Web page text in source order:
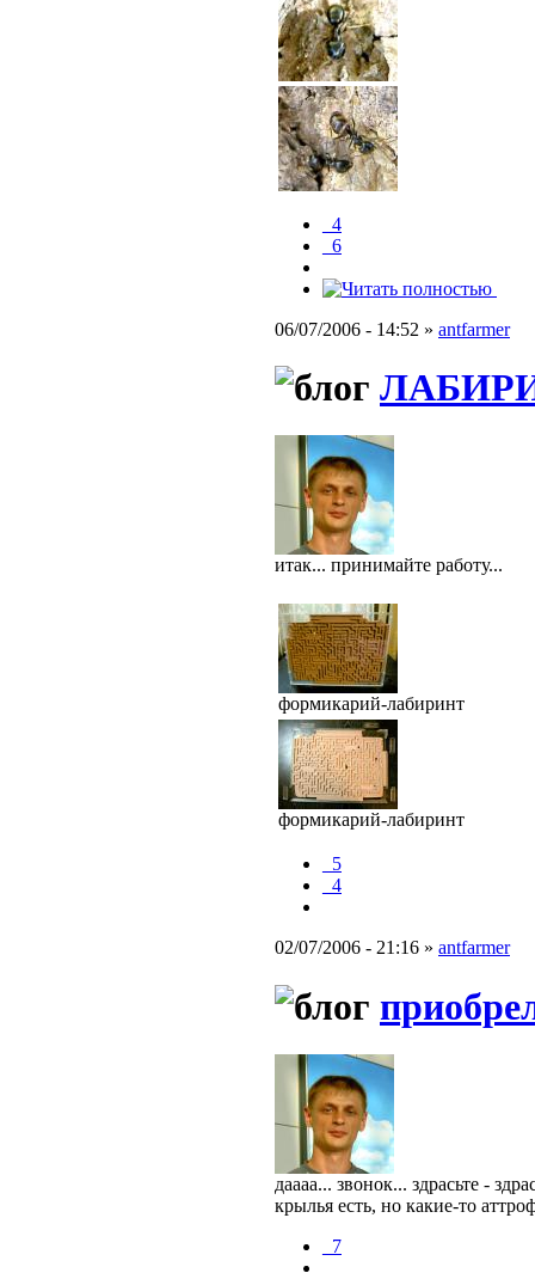
_4
_6
06/07/2006 - 14:52 » antfarmer
итак... принимайте работу...
формикарий-лабиринт
формикарий-лабиринт
_5
_4
02/07/2006 - 21:16 » antfarmer
даааа... звонок... здрасьте -
крылья есть, но какие-то
_7